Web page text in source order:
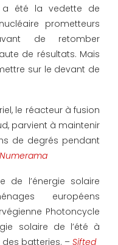
a été la vedette de
prometteurs
de retomber
de résultats. Mais
sur le devant de
le réacteur à fusion
parvient à maintenir
de degrés pendant
Numerama
de l’énergie solaire
européens
Photoncycle
solaire de l’été à
des batteries. – Sifted